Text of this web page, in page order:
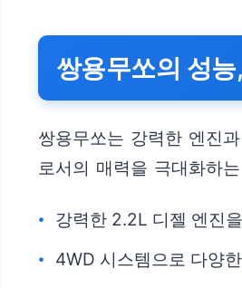
쌍용무쏘의 성
쌍용무쏘는 강력한 엔진
로서의 매력을 극대화하
강력한 2.2L 디젤 엔진
4WD 시스템으로 다양